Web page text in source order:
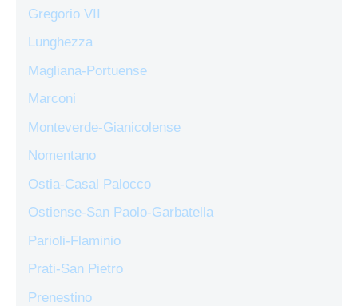
Gregorio VII
Lunghezza
Magliana-Portuense
Marconi
Monteverde-Gianicolense
Nomentano
Ostia-Casal Palocco
Ostiense-San Paolo-Garbatella
Parioli-Flaminio
Prati-San Pietro
Prenestino